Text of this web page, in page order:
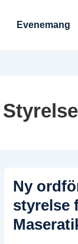
Evenemang
Ny
styrelse